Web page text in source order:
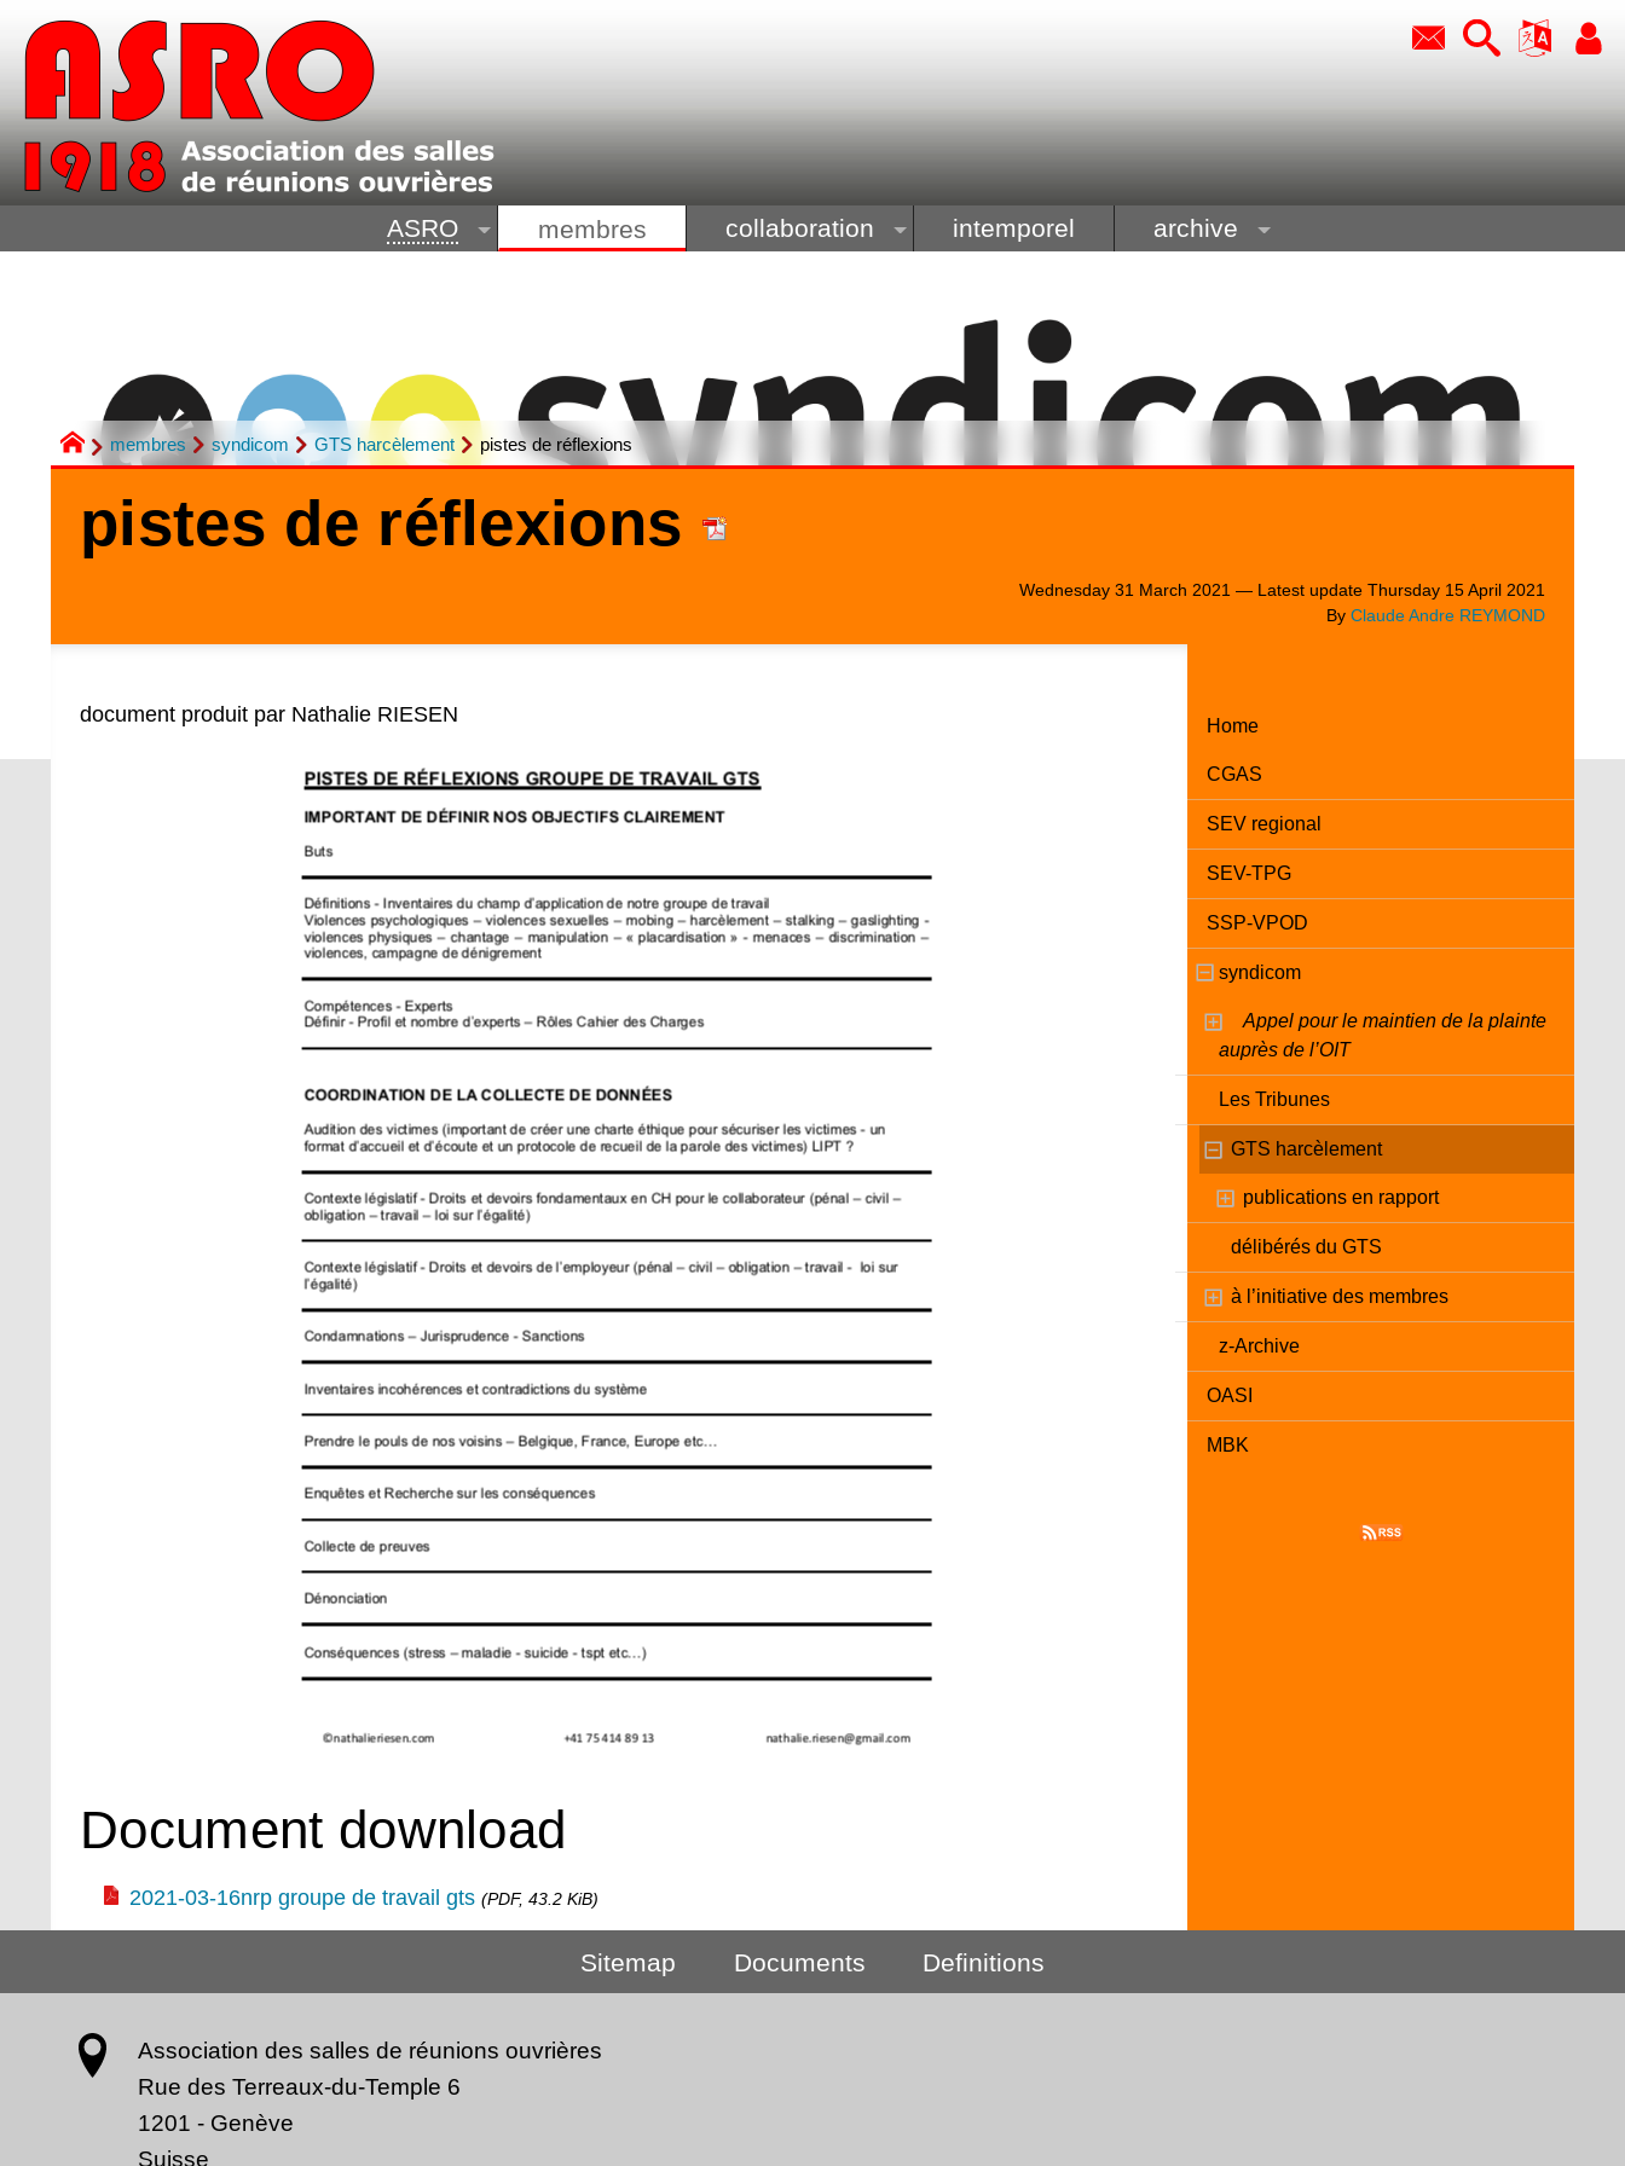
ASRO membres collaboration intemporel archive
membres syndicom GTS harcèlement pistes de réflexions
pistes de réflexions
Wednesday 31 March 2021 — Latest update Thursday 15 April 2021
By Claude Andre REYMOND
document produit par Nathalie RIESEN
Document download
2021-03-16nrp groupe de travail gts (PDF, 43.2 KiB)
Home
CGAS
SEV regional
SEV-TPG
SSP-VPOD
syndicom
Appel pour le maintien de la plainte
auprès de l’OIT
Les Tribunes
GTS harcèlement
publications en rapport
délibérés du GTS
à l’initiative des membres
z-Archive
OASI
MBK
Sitemap Documents Definitions
Association des salles de réunions ouvrières
Rue des Terreaux-du-Temple 6
1201 - Genève
Suisse